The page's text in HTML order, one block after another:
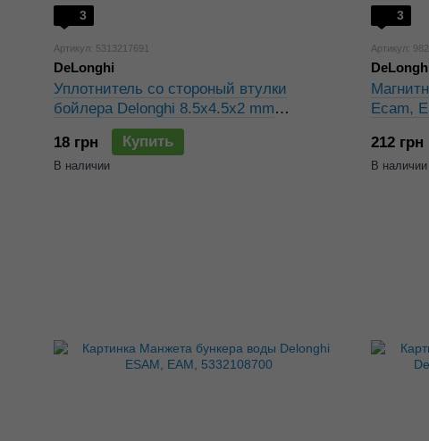
3
Артикул: 5313217691
DeLonghi
Уплотнитель со стороный втулки
бойлера Delonghi 8.5x4.5x2 mm
5313217691
18 грн
Купить
В наличии
3
Артикул:
Ecam,
212 грн
В наличии